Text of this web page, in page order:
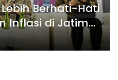
Berhati-Hati
Inflasi di Jatim